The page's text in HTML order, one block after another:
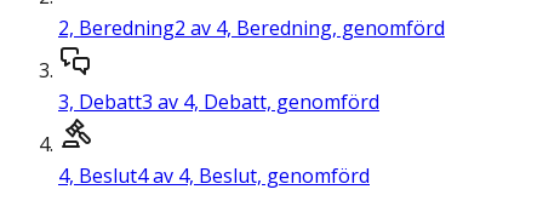
2, Beredning2 av 4, Beredning, genomförd
3, Debatt3 av 4, Debatt, genomförd
4, Beslut4 av 4, Beslut, genomförd